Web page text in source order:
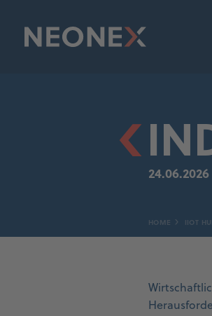
HOME IIOT